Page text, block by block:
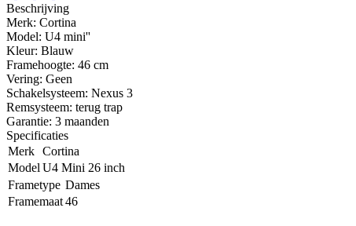
Beschrijving
Merk: Cortina
Model: U4 mini''
Kleur: Blauw
Framehoogte: 46 cm
Vering: Geen
Schakelsysteem: Nexus 3
Remsysteem: terug trap
Garantie: 3 maanden
Specificaties
Merk Cortina
Model U4 Mini 26 inch
Frametype Dames
Framemaat46